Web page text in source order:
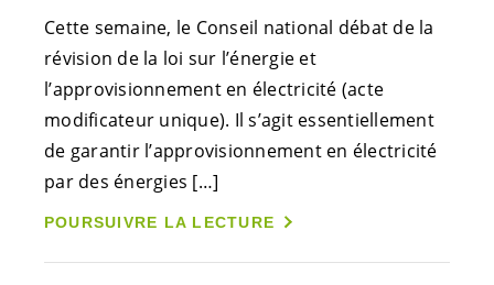
Cette semaine, le Conseil national débat de la
révision de la loi sur l’énergie et
l’approvisionnement en électricité (acte
modificateur unique). Il s’agit essentiellement
de garantir l’approvisionnement en électricité
par des énergies […]
POURSUIVRE LA LECTURE